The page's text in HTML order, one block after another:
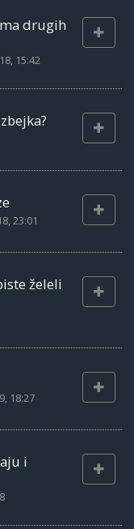
drugih
15:42
23:01
želeli
18:27
i